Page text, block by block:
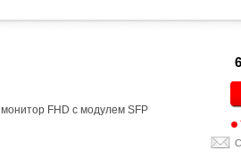
FHD с модулем SFP